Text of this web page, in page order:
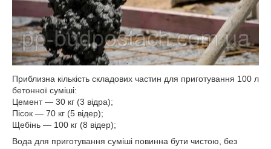
Приблизна кількість складових частин для приготування 100 л
бетонної суміші:
Цемент — 30 кг (3 відра);
Пісок — 70 кг (5 відер);
Щебінь — 100 кг (8 відер);
Вода для приготування суміші повинна бути чистою, без